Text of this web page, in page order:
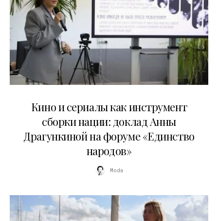
Кино и сериалы как инструмент
сборки нации: доклад Анны
Драгункиной на форуме «Единство
народов»
Moda